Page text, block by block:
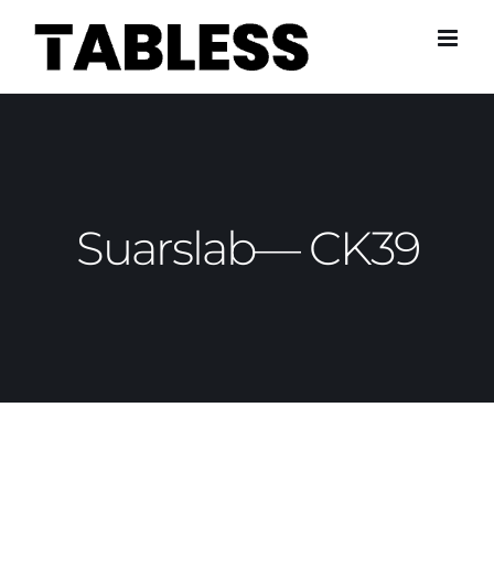
Suarslab— CK39